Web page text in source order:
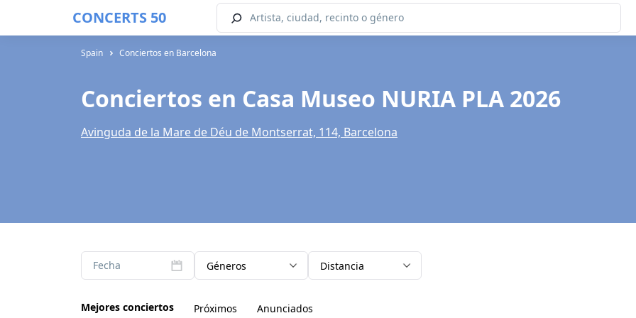
CONCERTS 50
Spain Conciertos en Barcelona
Conciertos en Casa Museo NURIA PLA 2026
Avinguda de la Mare de Déu de Montserrat, 114, Barcelona
Fecha Géneros Distancia
Mejores conciertos Próximos Anunciados